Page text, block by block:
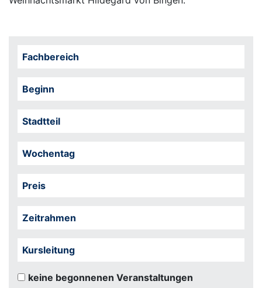
Fachbereich
Beginn
Stadtteil
Wochentag
Preis
Zeitrahmen
Kursleitung
keine begonnenen Veranstaltungen